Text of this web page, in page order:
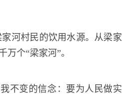
河村民的饮用水源。从梁家
个“梁家河”。
不变的信念：要为人民做实